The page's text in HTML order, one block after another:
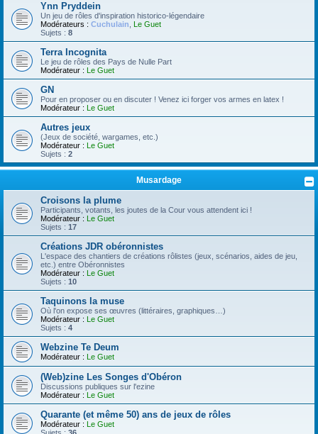
Ynn Pryddein
Un jeu de rôles d'inspiration historico-légendaire
Modérateurs : Cuchulain
Le Guet
Sujets : 8
Terra Incognita
Le jeu de rôles des Pays de Nulle Part
Modérateur : Le Guet
GN
Pour en proposer ou en discuter ! Venez ici forger vos armes en latex !
Modérateur : Le Guet
Autres jeux
(Jeux de société, wargames, etc.)
Modérateur : Le Guet
Sujets : 2
Musardage
Croisons la plume
Participants, votants, les joutes de la Cour vous attendent ici !
Modérateur : Le Guet
Sujets : 17
Créations JDR obéronnistes
L'espace des chantiers de créations rôlistes (jeux, scénarios, aides de jeu,
etc.) entre Obéronnistes
Modérateur : Le Guet
Sujets : 10
Taquinons la muse
Où l'on expose ses œuvres (littéraires, graphiques…)
Modérateur : Le Guet
Sujets : 4
Webzine Te Deum
Modérateur : Le Guet
(Web)zine Les Songes d'Obéron
Discussions publiques sur l'ezine
Modérateur : Le Guet
Quarante (et même 50) ans de jeux de rôles
Modérateur : Le Guet